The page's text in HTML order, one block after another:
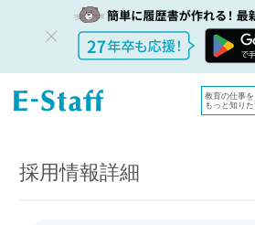
教育の仕事を
もっと知り
教員採用情
報のイー・
採用情報
数学 高校の非常勤講師 即日採用
採用情報詳細